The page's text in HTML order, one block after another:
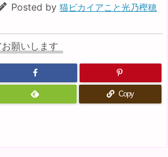
Posted by 猫ピカイアこと光乃樫穂
願いします
Copy